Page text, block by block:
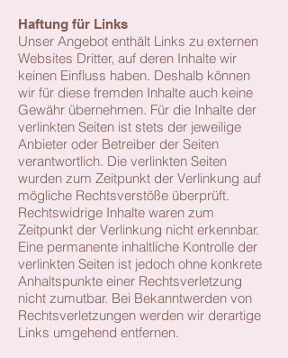
Haftung für Links
Unser Angebot enthält Links zu externen
Websites Dritter, auf deren Inhalte wir
keinen Einfluss haben. Deshalb können
wir für diese fremden Inhalte auch keine
Gewähr übernehmen. Für die Inhalte der
verlinkten Seiten ist stets der jeweilige
Anbieter oder Betreiber der Seiten
verantwortlich. Die verlinkten Seiten
wurden zum Zeitpunkt der Verlinkung auf
mögliche Rechtsverstöße überprüft.
Rechtswidrige Inhalte waren zum
Zeitpunkt der Verlinkung nicht erkennbar.
Eine permanente inhaltliche Kontrolle der
verlinkten Seiten ist jedoch ohne konkrete
Anhaltspunkte einer Rechtsverletzung
nicht zumutbar. Bei Bekanntwerden von
Rechtsverletzungen werden wir derartige
Links umgehend entfernen.